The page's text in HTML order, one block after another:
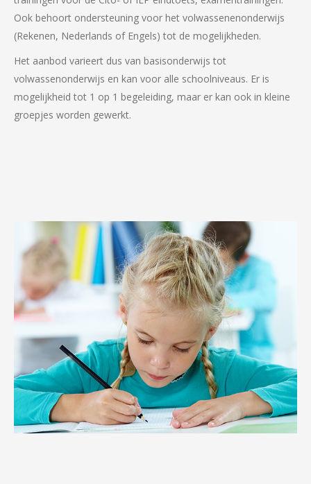
Ook behoort ondersteuning voor het volwassenenonderwijs
(Rekenen, Nederlands of Engels) tot de mogelijkheden.
Het aanbod varieert dus van basisonderwijs tot
volwassenonderwijs en kan voor alle schoolniveaus. Er is
mogelijkheid tot 1 op 1 begeleiding, maar er kan ook in kleine
groepjes worden gewerkt.